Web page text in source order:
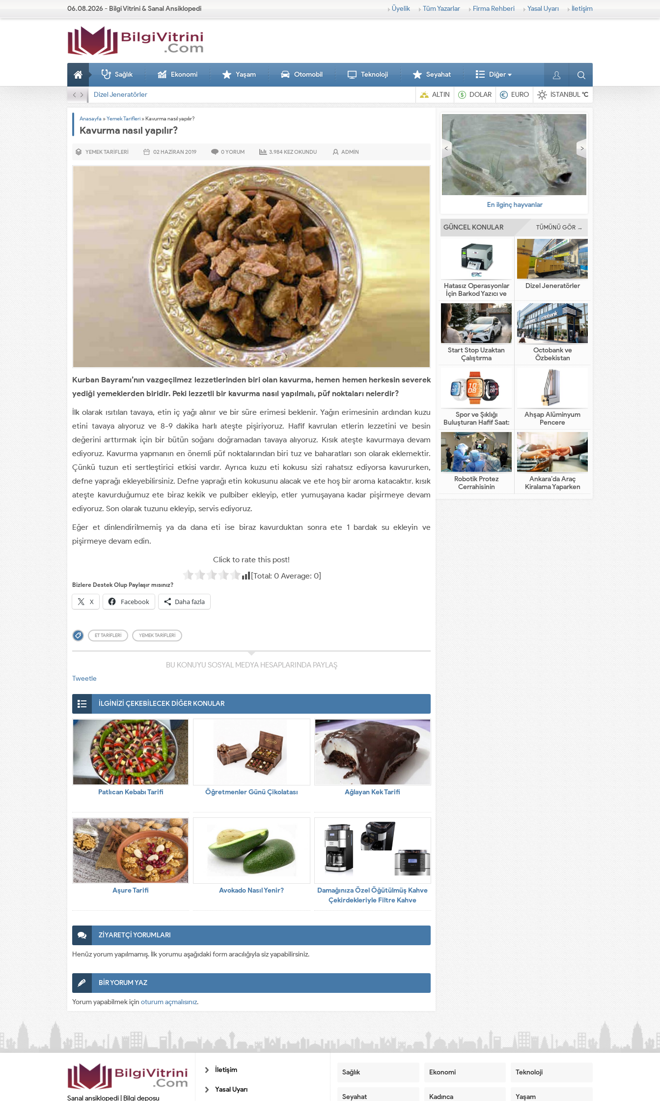
06.08.2026 - Bilgi Vitrini & Sanal Ansiklopedi Üyelik Tüm Yazarlar Firma Rehberi Yasal Uyarı İletişim
Sağlık Ekonomi Yaşam Otomobil Teknoloji Seyahat Diğer
Dizel Jeneratörler ALTIN DOLAR EURO İSTANBUL°C
Anasayfa »Yemek Tarifleri »Kavurma nasıl yapılır?
Kavurma nasıl yapılır?
YEMEK TARIFLERI 02 HAZIRAN 2019 0YORUM 3.984 KEZ OKUNDU ADMIN
Kurban Bayramı’nın vazgeçilmez lezzetlerinden biri olan kavurma, hemen hemen herkesin severek
yediği yemeklerden biridir. Peki lezzetli bir kavurma nasıl yapılmalı, püf noktaları nelerdir?
İlk olarak ısıtılan tavaya, etin iç yağı alınır ve bir süre erimesi beklenir. Yağın erimesinin ardından kuzu
etini tavaya alıyoruz ve 8-9 dakika harlı ateşte pişiriyoruz. Hafif kavrulan etlerin lezzetini ve besin
değerini arttırmak için bir bütün soğanı doğramadan tavaya alıyoruz. Kısık ateşte kavurmaya devam
ediyoruz. Kavurma yapmanın en önemli püf noktalarından biri tuz ve baharatları son olarak eklemektir.
Çünkü tuzun eti sertleştirici etkisi vardır. Ayrıca kuzu eti kokusu sizi rahatsız ediyorsa kavururken,
defne yaprağı ekleyebilirsiniz. Defne yaprağı etin kokusunu alacak ve ete hoş bir aroma katacaktır. kısık
ateşte kavurduğumuz ete biraz kekik ve pulbiber ekleyip, etler yumuşayana kadar pişirmeye devam
ediyoruz. Son olarak tuzunu ekleyip, servis ediyoruz.
Eğer et dinlendirilmemiş ya da dana eti ise biraz kavurduktan sonra ete 1 bardak su ekleyin ve
pişirmeye devam edin.
Click to rate this post!
[Total: 0Average: 0]
Bizlere Destek Olup Paylaşır mısınız?
X Facebook Daha fazla
ET TARIFLERI YEMEK TARIFLERI
BU KONUYU SOSYAL MEDYA HESAPLARINDA PAYLAŞ
Tweetle
İLGİNİZİ ÇEKEBİLECEK DİĞER KONULAR
Patlıcan Kebabı Tarifi Öğretmenler Günü Çikolatası Ağlayan Kek Tarifi
Aşure Tarifi Avokado Nasıl Yenir?
Damağınıza Özel Öğütülmüş Kahve
Çekirdekleriyle Filtre Kahve
ZİYARETÇİ YORUMLARI
Henüz yorum yapılmamış. İlk yorumu aşağıdaki form aracılığıyla siz yapabilirsiniz.
BİR YORUM YAZ
Yorum yapabilmek için oturum açmalısınız.
Sırtlanlar hamile zebraya saldırdı En ilginç hayvanlar
GÜNCEL KONULAR TÜMÜNÜ GÖR →
Hatasız Operasyonlar
İçin Barkod Yazıcı ve
Otomasyon Sistemleri
Dizel Jeneratörler
Start Stop Uzaktan
Çalıştırma
Octobank ve
Özbekistan
Bankalarının Dijital
Finansal Altyapının
Gelişimindeki Yeni Rolü
Spor ve Şıklığı
Buluşturan Hafif Saat:
HUAWEI WATCH FIT 5
Pro
Ahşap Alüminyum
Pencere
Robotik Protez
Cerrahisinin
Geleneksel Cerrahiden
Farkı Nedir?
Ankara’da Araç
Kiralama Yaparken
Dikkat Edilecekler
Sanal ansiklopedi | Bilgi deposu
İletişim
Yasal Uyarı
Sağlık Ekonomi Teknoloji
Seyahat Kadınca Yaşam